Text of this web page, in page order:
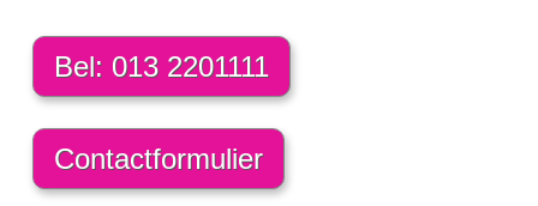
Bel: 013 2201111
Contactformulier